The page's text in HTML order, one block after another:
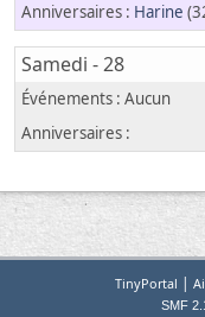
Harine
Samedi - 28
TinyPortal |
SMF